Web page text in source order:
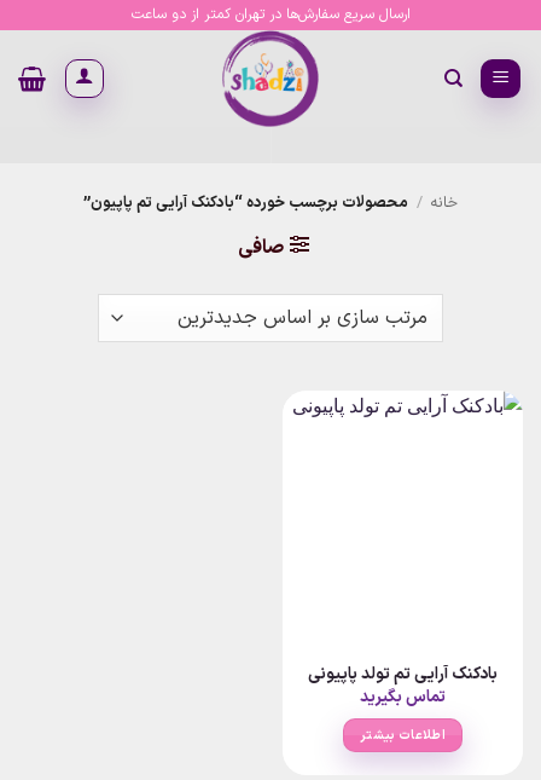
content
ارسال سریع سفارش‌ها در تهران کمتر از دو ساعت
خانه / محصولات برچسب خورده “بادکنک آرایی تم پاپیون”
صافی
بادکنک آرایی تم تولد پاپیونی
تماس بگیرید
اطلاعات بیشتر